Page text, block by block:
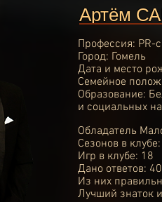
Артём
Профессия: PR-
Город: Гомель
Дата и место
Семейное
Образование:
и социальных
Обладатель
Сезонов в
Игр в клубе: 18
Дано ответов: 40
Из них
Лучший знаток